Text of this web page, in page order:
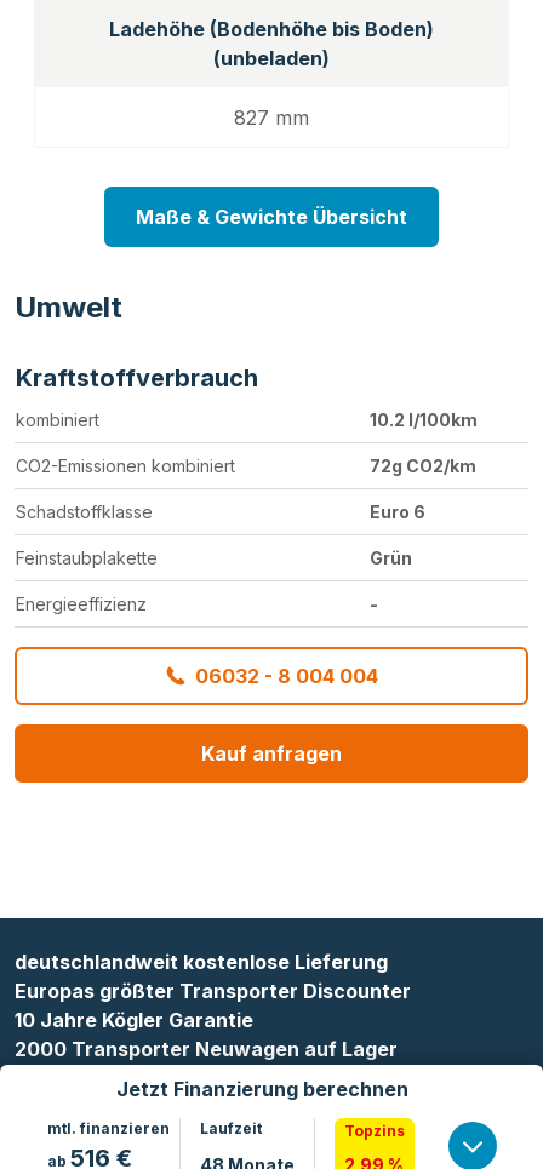
Ladehöhe (Bodenhöhe bis Boden)
(unbeladen)
827 mm
Maße & Gewichte Übersicht
Umwelt
Kraftstoffverbrauch
kombiniert 10.2 l/100km
CO2-Emissionen kombiniert 72g CO2/km
Schadstoffklasse Euro 6
Feinstaubplakette Grün
Energieeffizienz -
06032 - 8 004 004
Kauf anfragen
Jetzt Finanzierung berechnen
mtl. finanzieren
ab 516 €
Laufzeit
48 Monate
Topzins
2.99 %
deutschlandweit kostenlose Lieferung
Europas größter Transporter Discounter
10 Jahre Kögler Garantie
2000 Transporter Neuwagen auf Lager